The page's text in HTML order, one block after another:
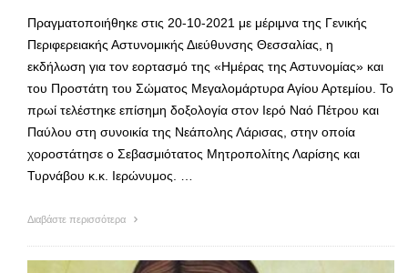
Πραγματοποιήθηκε στις 20-10-2021 με μέριμνα της Γενικής
Περιφερειακής Αστυνομικής Διεύθυνσης Θεσσαλίας, η
εκδήλωση για τον εορτασμό της «Ημέρας της Αστυνομίας» και
του Προστάτη του Σώματος Μεγαλομάρτυρα Αγίου Αρτεμίου. Το
πρωί τελέστηκε επίσημη δοξολογία στον Ιερό Ναό Πέτρου και
Παύλου στη συνοικία της Νεάπολης Λάρισας, στην οποία
χοροστάτησε ο Σεβασμιότατος Μητροπολίτης Λαρίσης και
Τυρνάβου κ.κ. Ιερώνυμος. …
Διαβάστε περισσότερα